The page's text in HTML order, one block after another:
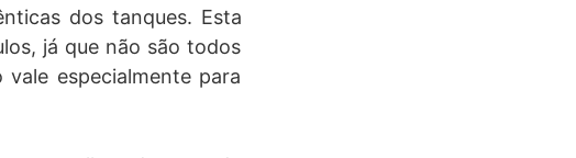
dos tanques. Esta
já que não são todos
especialmente para